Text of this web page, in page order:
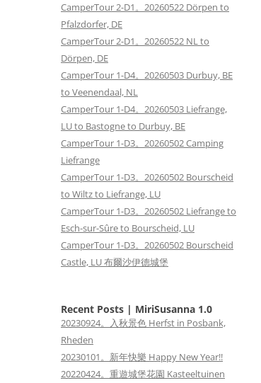
CamperTour 2-D1。20260522 Dörpen to
Pfalzdorfer, DE
CamperTour 2-D1。20260522 NL to
Dörpen, DE
CamperTour 1-D4。20260503 Durbuy, BE
to Veenendaal, NL
CamperTour 1-D4。20260503 Liefrange,
LU to Bastogne to Durbuy, BE
CamperTour 1-D3。20260502 Camping
Liefrange
CamperTour 1-D3。20260502 Bourscheid
to Wiltz to Liefrange, LU
CamperTour 1-D3。20260502 Liefrange to
Esch-sur-Sûre to Bourscheid, LU
CamperTour 1-D3。20260502 Bourscheid
Castle, LU 布爾沙伊德城堡
Recent Posts | MiriSusanna 1.0
20230924。入秋景色 Herfst in Posbank,
Rheden
20230101。新年快樂 Happy New Year!!
20220424。重遊城堡花園 Kasteeltuinen